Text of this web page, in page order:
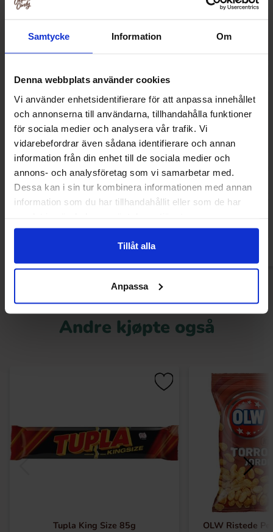
Samtycke Information Om
Denna webbplats använder cookies
Vi använder enhetsidentifierare för att anpassa innehållet
och annonserna till användarna, tillhandahålla funktioner
för sociala medier och analysera vår trafik. Vi
vidarebefordrar även sådana identifierare och annan
information från din enhet till de sociala medier och
annons- och analysföretag som vi samarbetar med.
Dessa kan i sin tur kombinera informationen med annan
information som du har tillhandahållit eller som de har
Tillåt alla
Anpassa
Skittles Tropical 136g
38.90 kr
Skittles
Andre kjøpte også
Tupla King Size 85g OLW Ristede